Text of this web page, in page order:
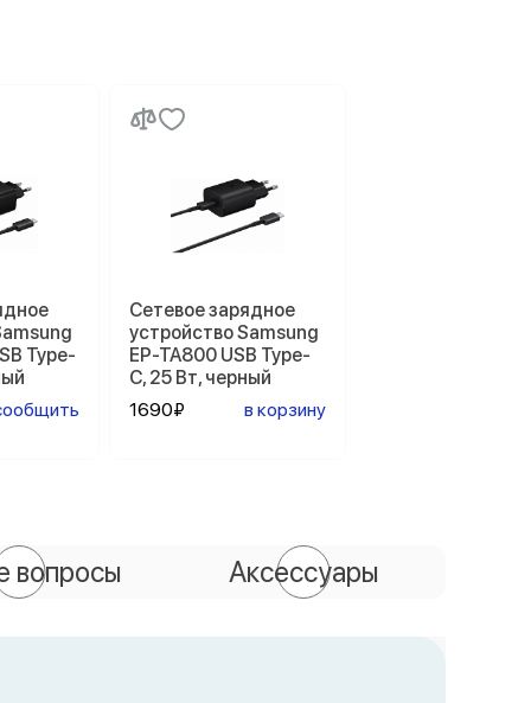
Type-
Сетевое зарядное
устройство Samsung
EP-TA800 USB Type-
C, 25 Вт, черный
1690₽
в корзину
вопросы Аксессуары